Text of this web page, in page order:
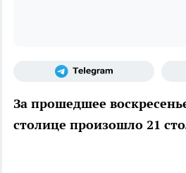
За прошедшее
столице произошло 21